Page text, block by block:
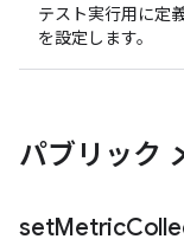
テスト実行用に定
を設定します。
パブリック
setMetric